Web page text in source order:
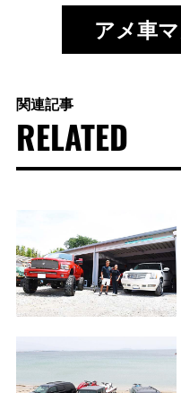
アメ車
関連記事
RELATED